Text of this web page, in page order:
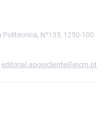
Nº135, 1250-100
editorial.apoiocliente@incm.pt